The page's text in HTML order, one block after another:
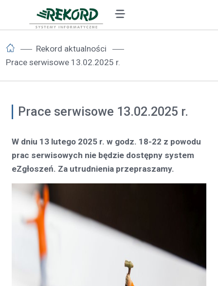
Rekord aktualności
Prace serwisowe 13.02.2025 r.
Prace serwisowe 13.02.2025 r.
W dniu 13 lutego 2025 r. w godz. 18-22 z powodu
prac serwisowych nie będzie dostępny system
eZgłoszeń. Za utrudnienia przepraszamy.